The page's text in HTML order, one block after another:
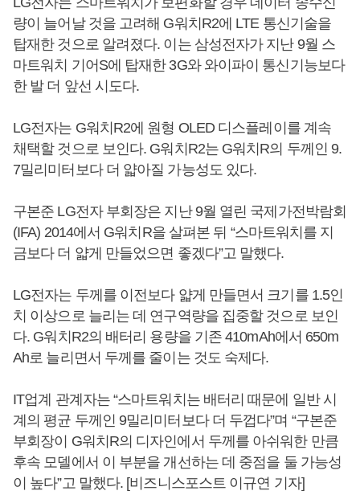
량이 늘어날 것을 고려해 G워치R2에 LTE 통신기술을
탑재한 것으로 알려졌다. 이는 삼성전자가 지난 9월 스
마트워치 기어S에 탑재한 3G와 와이파이 통신기능보다
한 발 더 앞선 시도다.
LG전자는 G워치R2에 원형 OLED 디스플레이를 계속
채택할 것으로 보인다. G워치R2는 G워치R의 두께인 9.
7밀리미터보다 더 얇아질 가능성도 있다.
구본준 LG전자 부회장은 지난 9월 열린 국제가전박람회
(IFA) 2014에서 G워치R을 살펴본 뒤 “스마트워치를 지
금보다 더 얇게 만들었으면 좋겠다”고 말했다.
LG전자는 두께를 이전보다 얇게 만들면서 크기를 1.5인
치 이상으로 늘리는 데 연구역량을 집중할 것으로 보인
다. G워치R2의 배터리 용량을 기존 410mAh에서 650m
Ah로 늘리면서 두께를 줄이는 것도 숙제다.
IT업계 관계자는 “스마트워치는 배터리 때문에 일반 시
계의 평균 두께인 9밀리미터보다 더 두껍다”며 “구본준
부회장이 G워치R의 디자인에서 두께를 아쉬워한 만큼
후속 모델에서 이 부분을 개선하는 데 중점을 둘 가능성
이 높다”고 말했다. [비즈니스포스트 이규연 기자]